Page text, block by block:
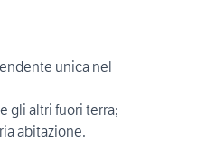
unica nel
gli altri fuori terra;
abitazione.